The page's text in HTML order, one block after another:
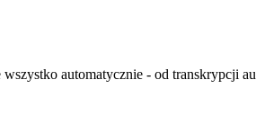
automatycznie - od transkrypcji